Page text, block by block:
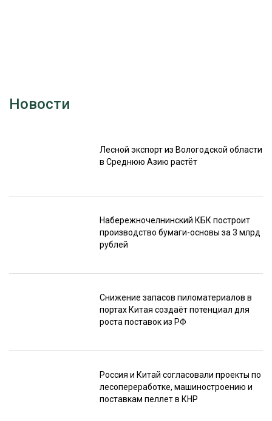
Новости
Лесной экспорт из Вологодской области
в Среднюю Азию растёт
Набережночелнинский КБК построит
производство бумаги-основы за 3 млрд
рублей
Снижение запасов пиломатериалов в
портах Китая создаёт потенциал для
роста поставок из РФ
Россия и Китай согласовали проекты по
лесопереработке, машиностроению и
поставкам пеллет в КНР